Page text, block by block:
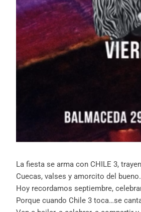
La fiesta se arma con CHILE 3,
Cuecas, valses y amorcito del
Hoy recordamos septiembre,
Porque cuando Chile 3 toca…se